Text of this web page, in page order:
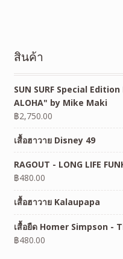
สินค้า
SUN SURF Special Edition
ALOHA" by Mike Maki
฿2,750.00
เสื้อฮาวาย Disney 49
RAGOUT - LONG LIFE
฿480.00
เสื้อฮาวาย Kalaupapa
เสื้อยืด Homer Simpson -
฿480.00